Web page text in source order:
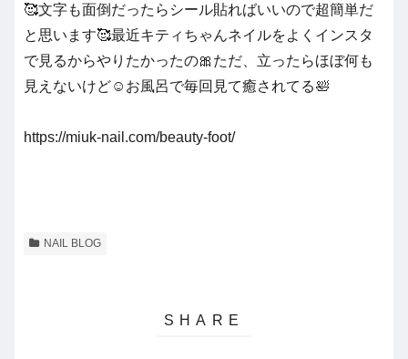
🥰文字も面倒だったらシール貼ればいいので超簡単だ
と思います🥰最近キティちゃんネイルをよくインスタ
で見るからやりたかったの🎀ただ、立ったらほぼ何も
見えないけど☺️お風呂で毎回見て癒されてる🛀
https://miuk-nail.com/beauty-foot/
NAIL BLOG